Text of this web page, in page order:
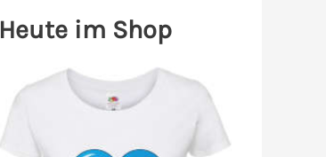
Heute im Shop